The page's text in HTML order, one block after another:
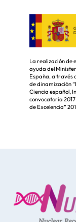
La realización de
ayuda del
España, a través
de dinamización
Ciencia español,
convocatoria
de Excelencia”